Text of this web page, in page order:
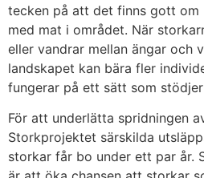
tecken på att det finns gott
med mat i området. När
eller vandrar mellan ängar och
landskapet kan bära fler
fungerar på ett sätt som
För att underlätta spridningen
Storkprojektet särskilda
storkar får bo under ett par år.